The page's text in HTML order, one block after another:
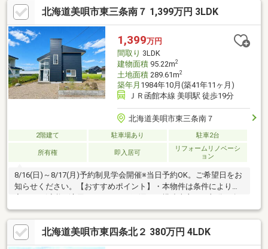
部撤去することで更に駐車スペースを確保できます。1階の物置も
軽自動車であれば格納することも可能です。
北海道美唄市東三条南７ 1,399万円 3LDK
1,399万円
間取り 3LDK
建物面積95.22m2
土地面積289.61m2
築年月 1984年10月(築41年11ヶ月)
ＪＲ函館本線 美唄駅 徒歩19分
北海道美唄市東三条南７
2階建て 駐車場あり 駐車2台
所有権 即入居可
リフォームリノベーシ
ョン
8/16(日)～8/17(月)予約制見学会開催※当日予約OK。ご希望日をお
知らせください。【おすすめポイント】・本物件は条件により住
陥や・腐食、給排水管の故障や漏水についてお引渡しより２年間
保証【周辺施設】・美唄市立東小学校2300ｍ（徒歩29分）・美唄
市立東中学校2500ｍ（徒歩32分/自転車10分）2台駐車可能、1階2
部屋2階2部屋の４LDK住宅になります。各居室に収納スペースを
北海道美唄市東四条北２ 380万円 4LDK